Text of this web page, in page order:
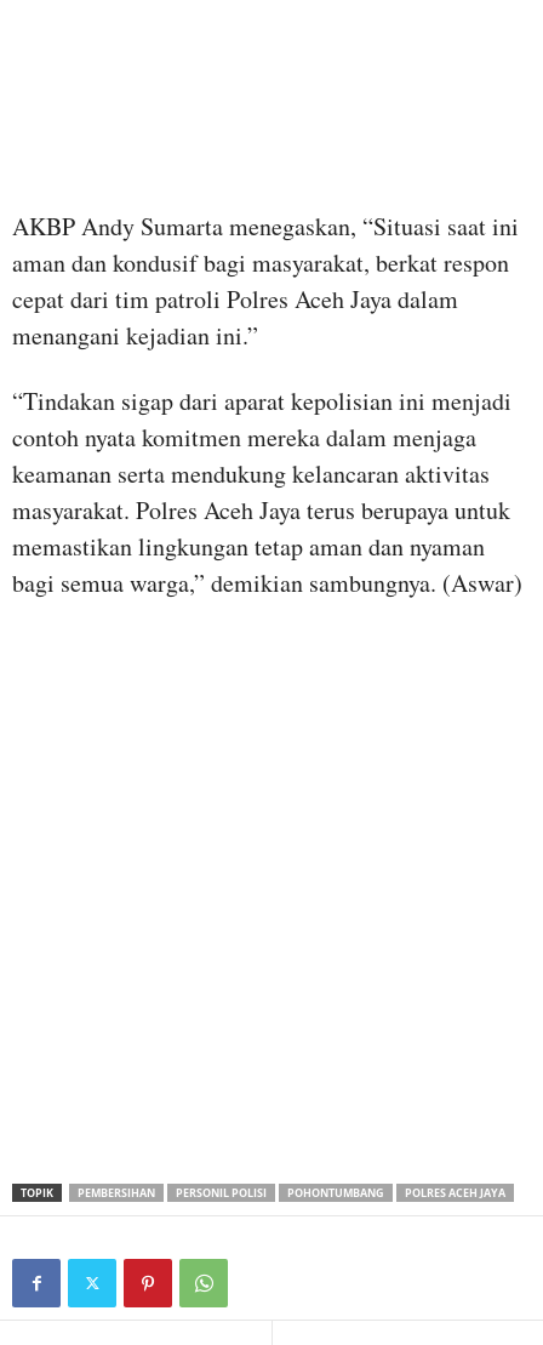
AKBP Andy Sumarta menegaskan, “Situasi saat ini
aman dan kondusif bagi masyarakat, berkat respon
cepat dari tim patroli Polres Aceh Jaya dalam
menangani kejadian ini.”
“Tindakan sigap dari aparat kepolisian ini menjadi
contoh nyata komitmen mereka dalam menjaga
keamanan serta mendukung kelancaran aktivitas
masyarakat. Polres Aceh Jaya terus berupaya untuk
memastikan lingkungan tetap aman dan nyaman
bagi semua warga,” demikian sambungnya. (Aswar)
TOPIK PEMBERSIHAN PERSONIL POLISI POHONTUMBANG POLRES ACEH JAYA